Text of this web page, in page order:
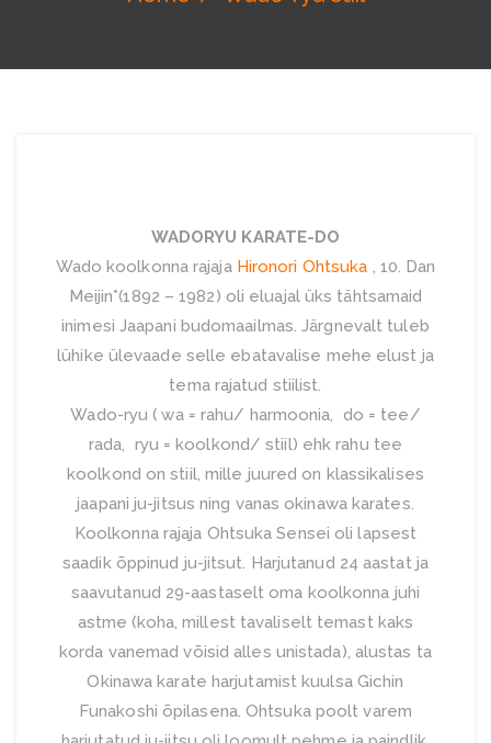
WADORYU KARATE-DO
Wado koolkonna rajaja Hironori Ohtsuka , 10. Dan
Meijin*(1892 – 1982) oli eluajal üks tähtsamaid
inimesi Jaapani budomaailmas. Järgnevalt tuleb
lühike ülevaade selle ebatavalise mehe elust ja
tema rajatud stiilist.
Wado-ryu ( wa = rahu/ harmoonia, do = tee/
rada, ryu = koolkond/ stiil) ehk rahu tee
koolkond on stiil, mille juured on klassikalises
jaapani ju-jitsus ning vanas okinawa karates.
Koolkonna rajaja Ohtsuka Sensei oli lapsest
saadik õppinud ju-jitsut. Harjutanud 24 aastat ja
saavutanud 29-aastaselt oma koolkonna juhi
astme (koha, millest tavaliselt temast kaks
korda vanemad võisid alles unistada), alustas ta
Okinawa karate harjutamist kuulsa Gichin
Funakoshi õpilasena. Ohtsuka poolt varem